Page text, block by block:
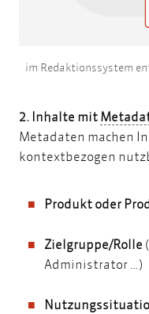
im Redaktionssystem
2. Inhalte mit
Metadaten machen
kontextbezogen
Produkt oder
Zielgruppe/Rolle
Administrator …)